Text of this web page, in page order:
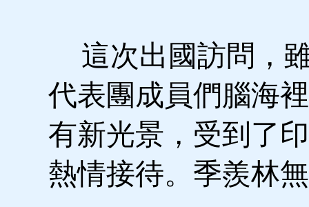
這次出國訪問，
代表團成員們腦海
有新光景，受到了
熱情接待。季羨林